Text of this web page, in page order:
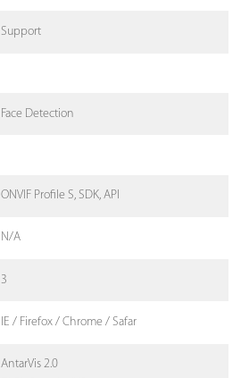
Support
Face Detection
ONVIF Profile S, SDK, API
N/A
3
IE / Firefox / Chrome / Safar
AntarVis 2.0